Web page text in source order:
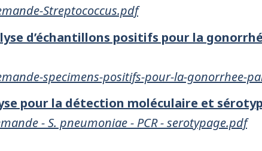
Streptococcus.pdf
d’échantillons positifs pour la
specimens-positifs-pour-la-gonorrhee-
pour la détection moléculaire et
- S. pneumoniae - PCR - serotypage.pdf